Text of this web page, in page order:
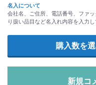
名入について
会社名、ご住所、電話番号、ファ
り扱い品目など名入れ内容を入力し
新規コ